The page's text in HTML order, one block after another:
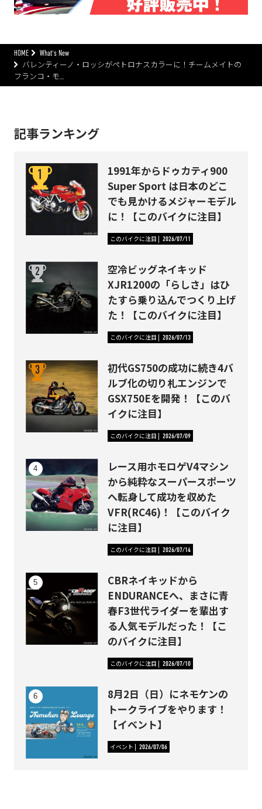
HOME
What's New
バレンティーノ・ロッシがペトロナスカラーに！チームメイトの
フランコ・モ…
記事ランキング
1991年からドゥカティ900
Super Sport は日本のどこ
でも見かけるメジャーモデル
に！【このバイクに注目】
このバイクに注目 2026/07/11
空冷ビッグネイキッド
XJR1200の「らしさ」はひ
たすら乗り込んでつくり上げ
た！【このバイクに注目】
このバイクに注目 2026/07/13
初代GS750の成功に続き4バ
ルブ化の切り札エンジンで
GSX750Eを開発！【このバ
イクに注目】
このバイクに注目 2026/07/09
レース用ホモロゲV4マシン
から純粋なスーパースポーツ
へ転身して成功を収めた
VFR(RC46)！【このバイク
に注目】
このバイクに注目 2026/07/14
CBRネイキッドから
ENDURANCEへ、まさに青
春F3世代ライダーを輩出す
る人気モデルだった！【こ
のバイクに注目】
このバイクに注目 2026/07/10
8月2日（日）にネモケンの
トークライブをやります！
【イベント】
イベント 2026/07/06